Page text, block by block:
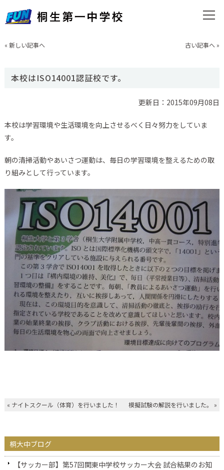
« 新しい記事へ 古い記事へ »
本校はISO14001認証校です。
更新日：2015年09月08日
本校は学習環境や生活環境を向上させるべく日々努力をしていま
す。
朝の清掃活動やあいさつ運動は、毎日の学習環境を整えるための取
り組みとして行っています。
« ナイトスクール（体育）を行いました！ 模擬試験の解説を行いました。 »
桐大中ブログ
【サッカー部】第57回関東中学校サッカー大会 試合結果のお知